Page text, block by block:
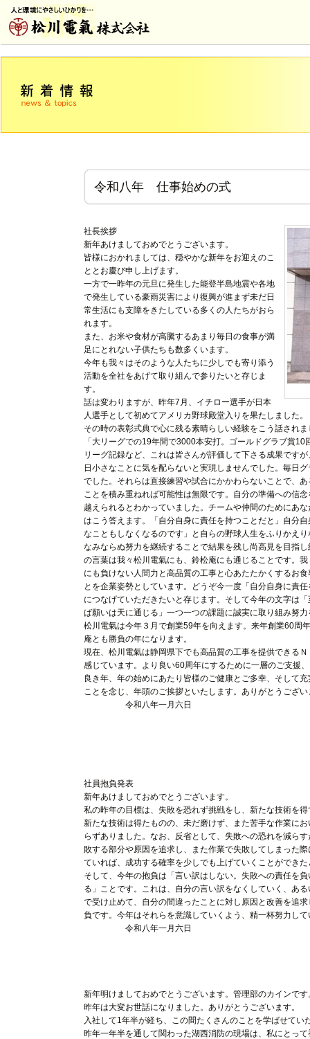
令和八年 仕事始めの式
社長挨拶
新年あけましておめでとうございます。
皆様におかれましては、穏やかな新年をお迎えのこ
ととお慶び申し上げます。
一方で一昨年の元旦に発生した能登半島地震や各地
で発生している豪雨災害により復興が進まず未だ日
常生活にも支障をきたしている多くの人たちがおら
れます。
また、お米や食材が高騰するあまり毎日の食事が満
足にとれない子供たちも数多くいます。
今年も我々はそのような人たちに少しでも寄り添う
活動を全社をあげて取り組んで参りたいと存じま
す。
話は変わりますが、昨年7月、イチロー選手が日本
人選手として初めてアメリカ野球殿堂入りを果たしました。
その時の表彰式典で心に残る素晴らしい経験をこう話されま
「大リーグでの19年間で3000本安打。ゴールドグラブ賞
リーグ記録など、これは皆さんが評価して下さる成果です
日小さなことに気を配らないと実現しませんでした。毎日
でした。それらは直接練習や試合にかかわらないことで、
ことを積み重ねれば可能性は無限です。自分の準備への信
越えられるとわかっていました。チームや仲間のためにあ
はこう答えます。「自分自身に責任を持つことだと」自分
なこともしなくなるのです」と自らの野球人生をふりかえ
なみならぬ努力を継続することで結果を残し尚高見を目指
の言葉は我々松川電氣にも、鈴松庵にも通じることです。
にも負けない人間力と高品質の工事と心あたたかくするお
とを企業姿勢としています。どうぞ今一度「自分自身に責
につなげていただきたいと存じます。そして今年の文字は
ば願いは天に通じる」一つ一つの課題に誠実に取り組み努
松川電氣は今年３月で創業59年を向えます。来年創業60周
庵とも勝負の年になります。
現在、松川電氣は静岡県下でも高品質の工事を提供できる
感じています。より良い60周年にするために一層のご支援
良き年、年の始めにあたり皆様のご健康とご多幸、そして
ことを念じ、年頭のご挨拶といたします。ありがとうござい
令和八年一月六日
社員抱負発表
新年あけましておめでとうございます。
私の昨年の目標は、失敗を恐れず挑戦をし、新たな技術を
新たな技術は得たものの、未だ磨けず、また苦手な作業に
らずありました。なお、反省として、失敗への恐れを減ら
敗する部分や原因を追求し、また作業で失敗してしまった
ていれば、成功する確率を少しでも上げていくことができ
そして、今年の抱負は「言い訳はしない。失敗への責任を
る」ことです。これは、自分の言い訳をなくしていく、あ
で受け止めて、自分の間違ったことに対し原因と改善を追
負です。今年はそれらを意識していくよう、精一杯努力し
令和八年一月六日
新年明けましておめでとうございます。管理部のカインです
昨年は大変お世話になりました。ありがとうございます。
入社して1年半が経ち、この間たくさんのことを学ばせてい
昨年一年半を通して関わった湖西消防の現場は、私にとっ